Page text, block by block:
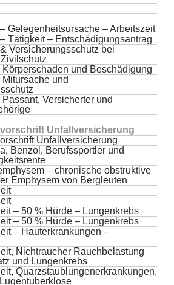
Gelegenheitsursache – Arbeitszeit
Tätigkeit – Entschädigungsantrag
Versicherungsschutz bei
und Beschädigung
und
Versicherter und
Unfallversicherung
Unfallversicherung
Benzol, Berufssportler und
– chronische obstruktive
Emphysem von Bergleuten
– 50 % Hürde – Lungenkrebs
– 50 % Hürde – Lungenkrebs
– Hauterkrankungen –
Nichtraucher Rauchbelastung
und Lungenkrebs
Quarzstaublungenerkrankungen,